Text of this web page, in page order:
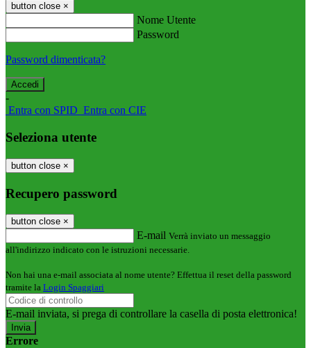
button close ×
Nome Utente
Password
Password dimenticata?
-
Entra con SPID Entra con CIE
Seleziona utente
button close ×
Recupero password
button close ×
E-mail Verrà inviato un messaggio
all'indirizzo indicato con le istruzioni necessarie.
Non hai una e-mail associata al nome utente? Effettua il reset della password
tramite la Login Spaggiari
E-mail inviata, si prega di controllare la casella di posta elettronica!
Errore